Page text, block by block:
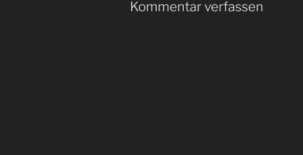
Kommentar verfassen